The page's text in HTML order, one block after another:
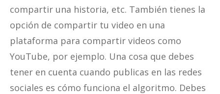
compartir una historia, etc. También tienes la
opción de compartir tu video en una
plataforma para compartir videos como
YouTube, por ejemplo. Una cosa que debes
tener en cuenta cuando publicas en las redes
sociales es cómo funciona el algoritmo. Debes